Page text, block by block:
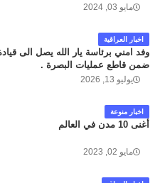
مايو 03, 2024
اخبار العراقية
وفد امني برئاسة يار الله يصل الى
ضمن قاطع عمليات البصرة .
يوليو 13, 2026
اخبار منوعة
أغنى 10 مدن في العالم
مايو 02, 2023